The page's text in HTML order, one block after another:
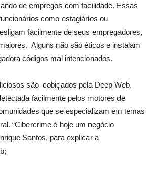
de empregos com facilidade. Essas
como estagiários ou
facilmente de seus empregadores,
Alguns não são éticos e instalam
códigos mal intencionados.
são cobiçados pela Deep Web,
facilmente pelos motores de
que se especializam em temas
“Cibercrime é hoje um negócio
Santos, para explicar a